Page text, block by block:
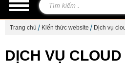
Trang chủ Kiến thức website Dịch vụ
DỊCH VỤ